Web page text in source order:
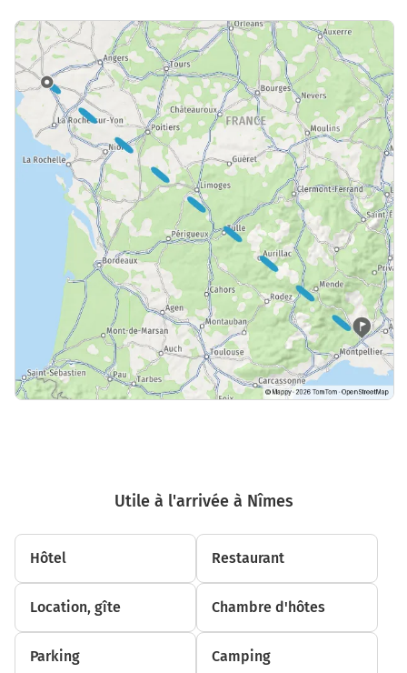
Utile à l'arrivée à Nîmes
Hôtel Restaurant
Location, gîte Chambre d'hôtes
Parking Camping